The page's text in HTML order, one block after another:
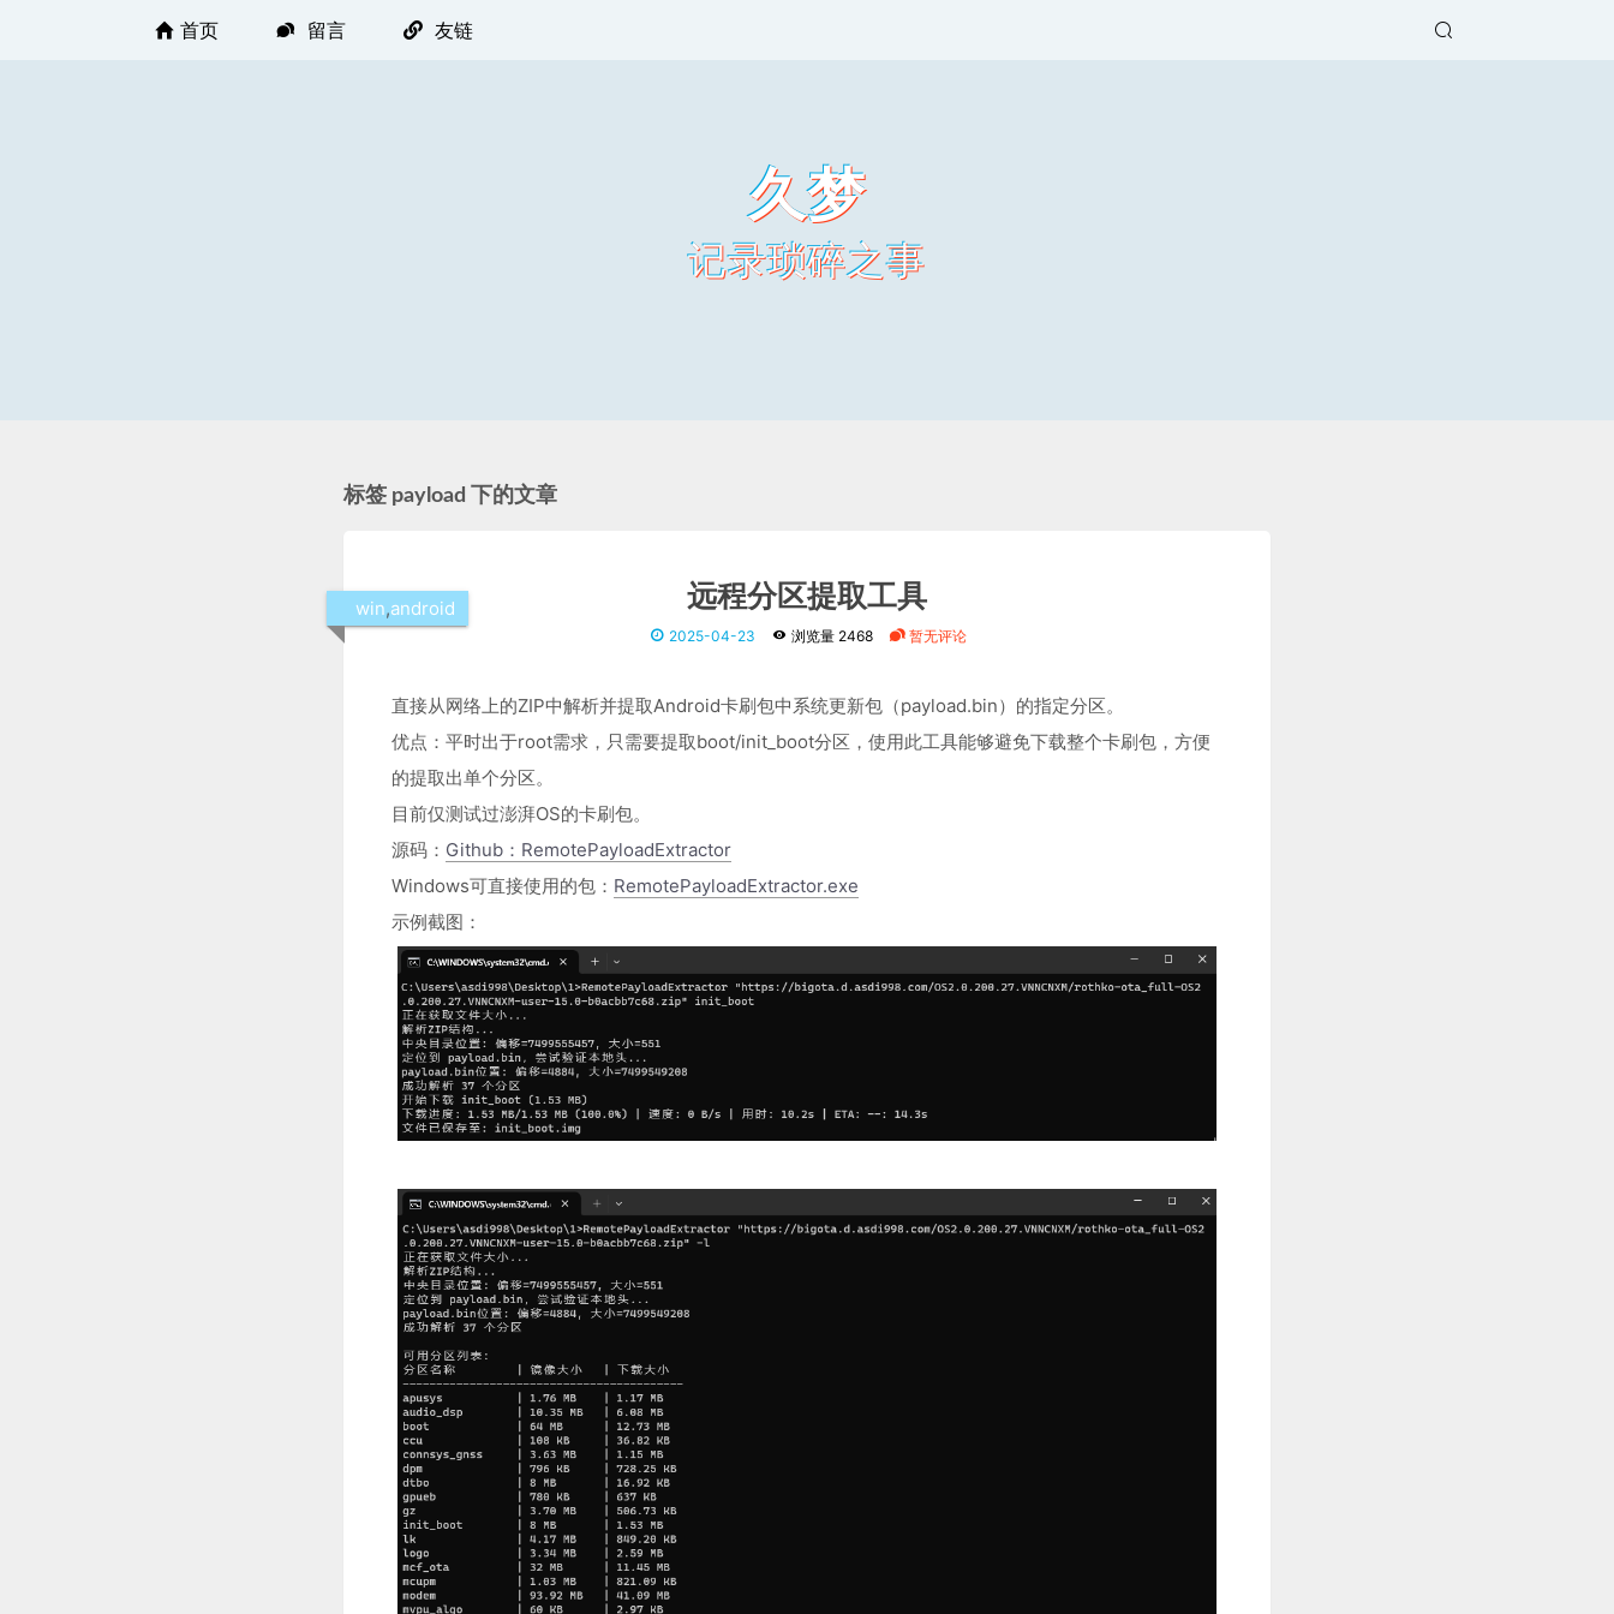
首页 留言 友链
久梦
记录琐碎之事
标签 payload 下的文章
win,android 远程分区提取工具
2025-04-23 浏览量 2468 暂无评论
直接从网络上的ZIP中解析并提取Android卡刷包中系统更新包（payload.bin）的指定分区。
优点：平时出于root需求，只需要提取boot/init_boot分区，使用此工具能够避免下载整个卡刷包，方便
的提取出单个分区。
目前仅测试过澎湃OS的卡刷包。
源码： Github：RemotePayloadExtractor
Windows可直接使用的包： RemotePayloadExtractor.exe
示例截图：